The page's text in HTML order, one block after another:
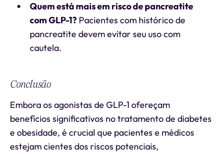
Quem está mais em risco de pancreatite
com GLP-1?Pacientes com histórico de
pancreatite devem evitar seu uso com
cautela.
Conclusão
Embora os agonistas de GLP-1 ofereçam
benefícios significativos no tratamento de diabetes
e obesidade, é crucial que pacientes e médicos
estejam cientes dos riscos potenciais,